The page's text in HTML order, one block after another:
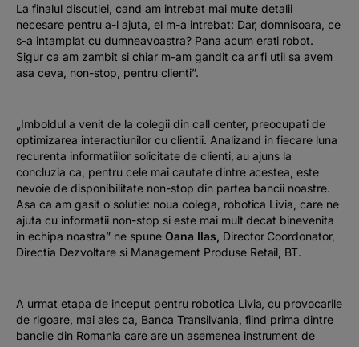
La finalul discutiei, cand am intrebat mai multe detalii
necesare pentru a-l ajuta, el m-a intrebat: Dar, domnisoara, ce
s-a intamplat cu dumneavoastra? Pana acum erati robot.
Sigur ca am zambit si chiar m-am gandit ca ar fi util sa avem
asa ceva, non-stop, pentru clienti”.
„Imboldul a venit de la colegii din call center, preocupati de
optimizarea interactiunilor cu clientii. Analizand in fiecare luna
recurenta informatiilor solicitate de clienti, au ajuns la
concluzia ca, pentru cele mai cautate dintre acestea, este
nevoie de disponibilitate non-stop din partea bancii noastre.
Asa ca am gasit o solutie: noua colega, robotica Livia, care ne
ajuta cu informatii non-stop si este mai mult decat binevenita
in echipa noastra” ne spune Oana Ilas, Director Coordonator,
Directia Dezvoltare si Management Produse Retail, BT.
A urmat etapa de inceput pentru robotica Livia, cu provocarile
de rigoare, mai ales ca, Banca Transilvania, fiind prima dintre
bancile din Romania care are un asemenea instrument de